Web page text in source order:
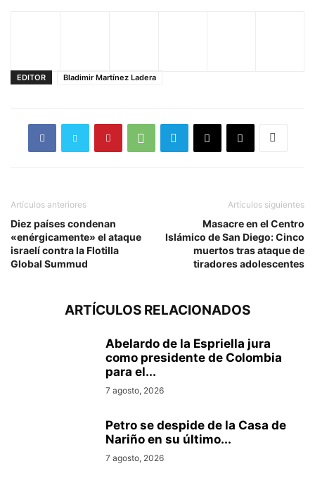
EDITOR Bladimir Martínez Ladera
Artículos anteriores
Diez países condenan
«enérgicamente» el ataque
israelí contra la Flotilla
Global Summud
Artículos siguientes
Masacre en el Centro
Islámico de San Diego: Cinco
muertos tras ataque de
tiradores adolescentes
ARTÍCULOS RELACIONADOS
Abelardo de la Espriella jura
como presidente de Colombia
para el...
7 agosto, 2026
Petro se despide de la Casa de
Nariño en su último...
7 agosto, 2026